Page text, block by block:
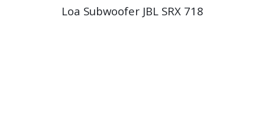
Loa Subwoofer JBL SRX 718